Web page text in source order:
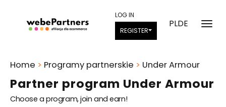
PLDE
LOG IN
REGISTER
Partner program Under Armour
Choose a program, join and earn!
Home > Programy partnerskie > Under Armour